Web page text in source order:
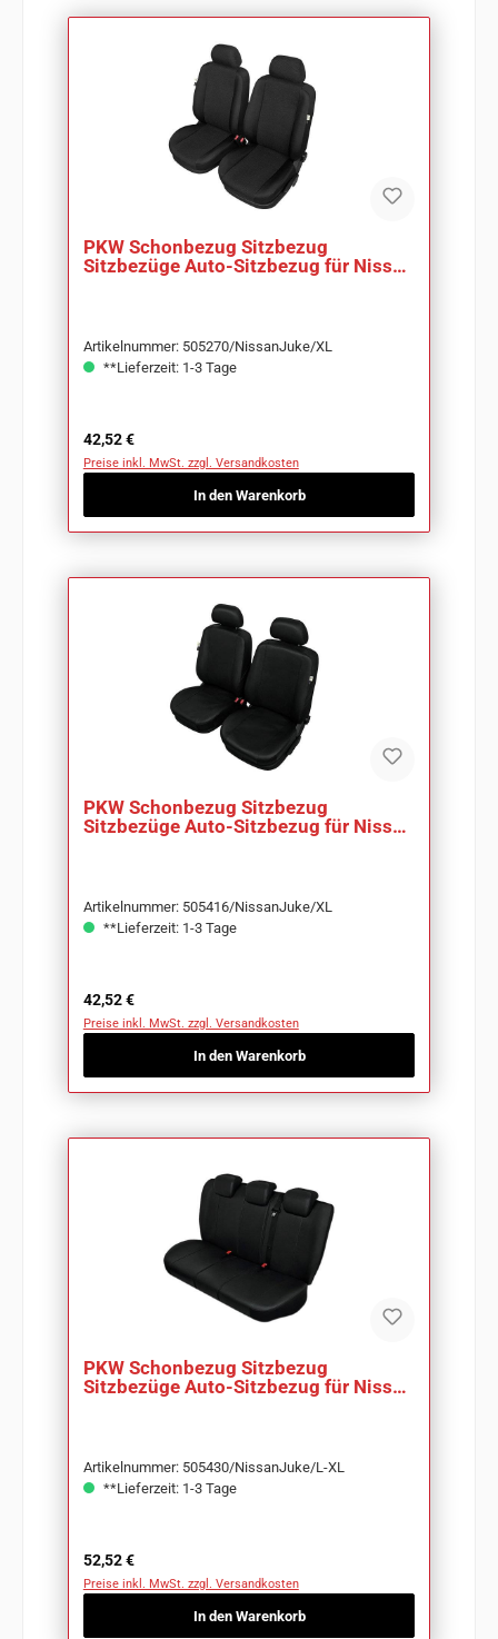
PKW Schonbezug Sitzbezug
Sitzbezüge Auto-Sitzbezug für Nissan
Artikelnummer: 505270/NissanJuke/XL
**Lieferzeit: 1-3 Tage
Regulärer Preis:
42,52 €
Preise inkl. MwSt. zzgl. Versandkosten
In den Warenkorb
PKW Schonbezug Sitzbezug
Sitzbezüge Auto-Sitzbezug für Nissan
Artikelnummer: 505416/NissanJuke/XL
**Lieferzeit: 1-3 Tage
Regulärer Preis:
42,52 €
Preise inkl. MwSt. zzgl. Versandkosten
In den Warenkorb
PKW Schonbezug Sitzbezug
Sitzbezüge Auto-Sitzbezug für Nissan
Artikelnummer: 505430/NissanJuke/L-XL
**Lieferzeit: 1-3 Tage
Regulärer Preis:
52,52 €
Preise inkl. MwSt. zzgl. Versandkosten
In den Warenkorb